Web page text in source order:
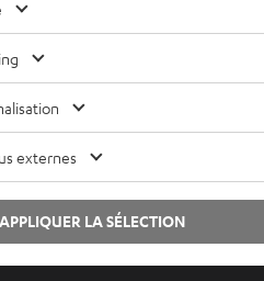
externes
APPLIQUER LA SÉLECTION